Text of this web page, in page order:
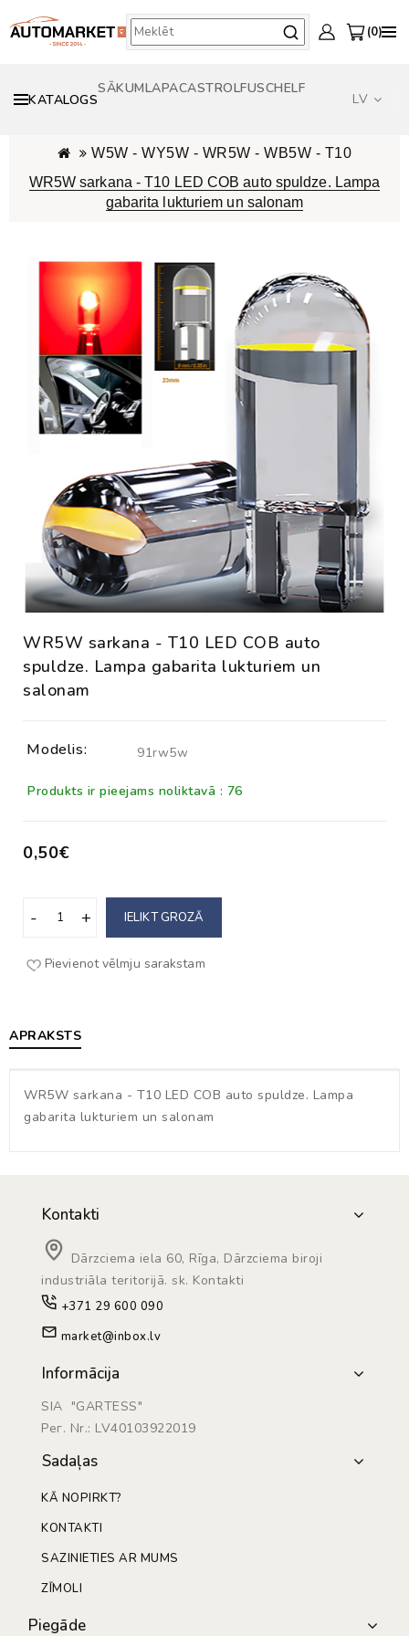
0
KATALOGS
SĀKUMLAPACASTROLFUSCHELF
LV
W5W - WY5W - WR5W - WB5W - T10
WR5W sarkana - T10 LED COB auto spuldze. Lampa
gabarita lukturiem un salonam
WR5W sarkana - T10 LED COB auto
spuldze. Lampa gabarita lukturiem un
salonam
Modelis: 91rw5w
Produkts ir pieejams noliktavā : 76
0,50€
IELIKT GROZĀ
Pievienot vēlmju sarakstam
APRAKSTS
WR5W sarkana - T10 LED COB auto spuldze. Lampa
gabarita lukturiem un salonam
Kontakti
Dārzciema iela 60, Rīga, Dārzciema biroji
industriāla teritorijā. sk. Kontakti
+371 29 600 090
market@inbox.lv
Informācija
SIA "GARTESS"
Рег. Nr.: LV40103922019
Sadaļas
KĀ NOPIRKT?
KONTAKTI
SAZINIETIES AR MUMS
ZĪMOLI
Piegāde